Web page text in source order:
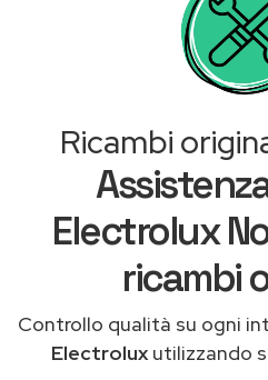
Ricambi
Electrolux
ricambi
Controllo qualità su ogni
Electrolux utilizzando